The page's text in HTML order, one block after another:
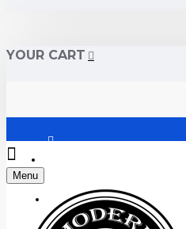
YOUR CART
Регистрация
Menu